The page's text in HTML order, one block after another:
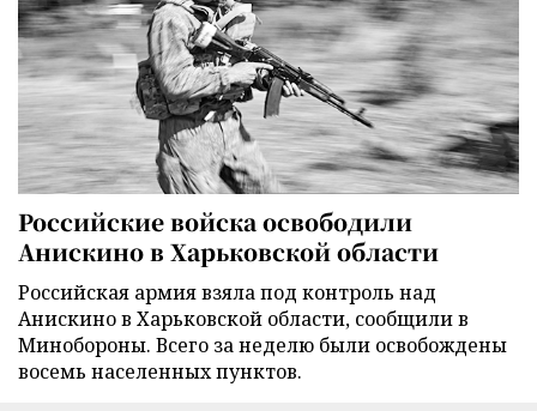
Российские войска освободили
Анискино в Харьковской области
Российская армия взяла под контроль над
Анискино в Харьковской области, сообщили в
Минобороны. Всего за неделю были освобождены
восемь населенных пунктов.